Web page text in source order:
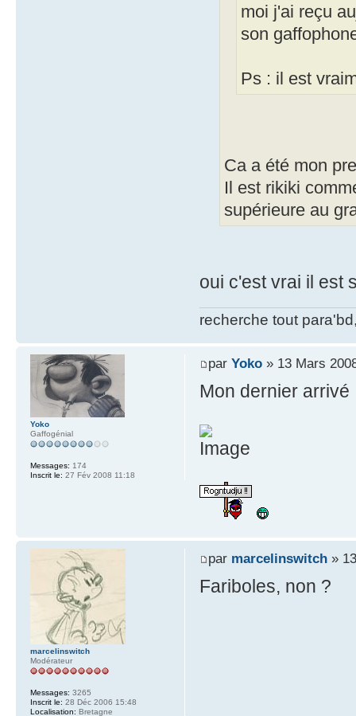
moi j'ai reçu
son
Ps : il est
Ca a été mon
Il est rikiki
supérieure au
oui c'est vrai il est
recherche tout
par Yoko» 13 Mars
Mon dernier arrivé
Yoko
Gaffogénial
Messages: 174
Inscrit le: 27 Fév 2008 11:18
par marcelinswitch»
Fariboles, non ?
marcelinswitch
Modérateur
Messages: 3265
Inscrit le: 28 Déc 2006 15:48
Localisation: Bretagne